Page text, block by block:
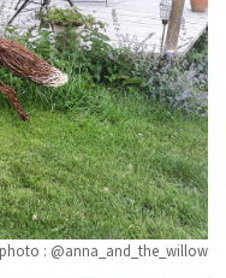
: @anna_and_the_willow